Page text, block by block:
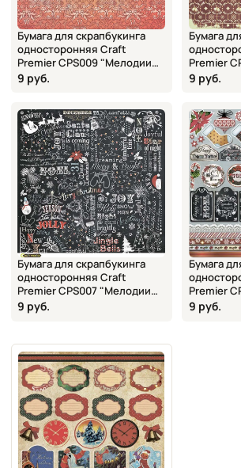
Бумага для скрапбукинга
односторонняя Craft
Premier CPS009 "Мелодии
Рождества. Камин", 16,5х16,5
см
9 руб.
Бумага
Premier
метель",
9 руб.
Бумага для скрапбукинга
односторонняя Craft
Premier CPS007 "Мелодии
Рождества. Ассорти",
16,5х16,5 см
9 руб.
Бумага
Premier
16,5х16,5
9 руб.